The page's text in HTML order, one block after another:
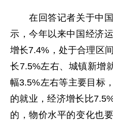
在回答记者关于中国
示，今年以来中国经济
增长7.4%，处于合理区
长7.5%左右、城镇新增
幅3.5%左右等主要目标
的就业，经济增长比
的，物价水平的变化也